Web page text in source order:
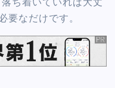
ち着いていれば大丈
要なだけです。